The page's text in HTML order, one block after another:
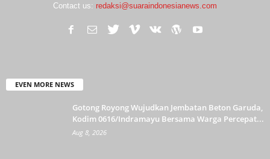
Contact us: redaksi@suaraindonesianews.com
EVEN MORE NEWS
Gotong Royong Wujudkan Jembatan Beton Garuda,
Kodim 0616/Indramayu Bersama Warga Percepat...
Aug 8, 2026